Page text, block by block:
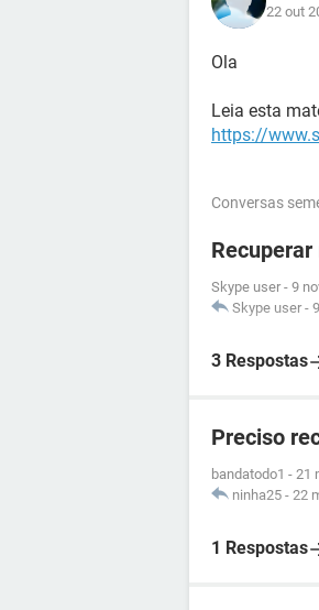
22 out
Ola
Leia esta
https://
Conversas
Skype user - 9
Skype user -
3 Respostas
Preciso
bandatodo1 - 21
ninha25 - 22
1 Respostas